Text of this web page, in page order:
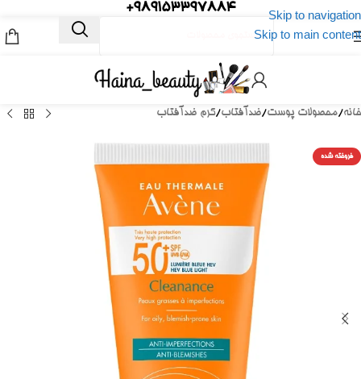
Skip to navigation
Skip to main content
989153397884+
خانه/محصولات پوست/ضدآفتاب/کرم ضدآفتاب
فروخته شده